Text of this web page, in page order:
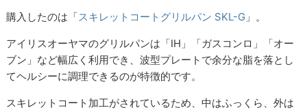
購入したのは「スキレットコートグリルパン SKL-G 」。
アイリスオーヤマのグリルパンは「IH」「ガスコンロ」「オー
ブン」など幅広く利用でき、波型プレートで余分な脂を落とし
てヘルシーに調理できるのが特徴的です。
スキレットコート加工がされているため、中はふっくら、外は